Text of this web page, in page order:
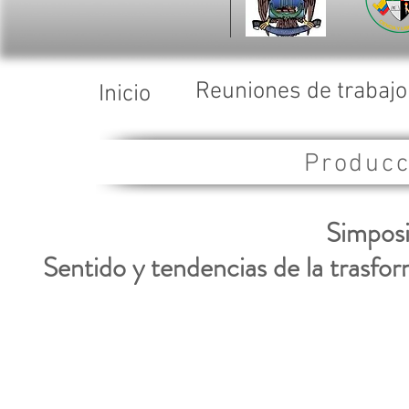
Inicio Reuniones de trabajo
Sentido y tendencias de la